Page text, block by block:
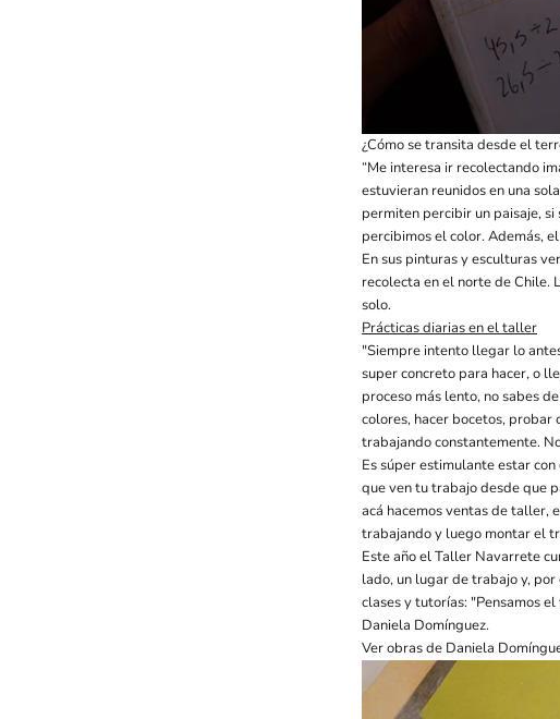
¿Cómo se transita desde el
“Me interesa ir recolectando
estuvieran reunidos en una
permiten percibir un paisaje,
percibimos el color. Además,
En sus pinturas y esculturas
recolecta en el norte de Chile.
solo.
Prácticas diarias en el taller
"Siempre intento llegar lo
super concreto para hacer, o
proceso más lento, no sabes
colores, hacer bocetos, probar
trabajando constantemente.
Es súper estimulante estar
que ven tu trabajo desde que
acá hacemos ventas de taller,
trabajando y luego montar el
Este año el Taller Navarrete
lado, un lugar de trabajo y,
clases y tutorías: "Pensamos
Daniela Domínguez.
Ver obras de Daniela